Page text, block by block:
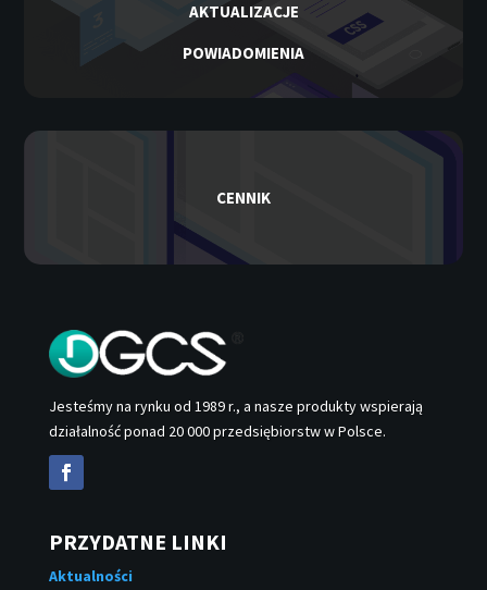
AKTUALIZACJE
POWIADOMIENIA
CENNIK
Jesteśmy na rynku od 1989 r., a nasze produkty wspierają
działalność ponad 20 000 przedsiębiorstw w Polsce.
PRZYDATNE LINKI
Aktualności